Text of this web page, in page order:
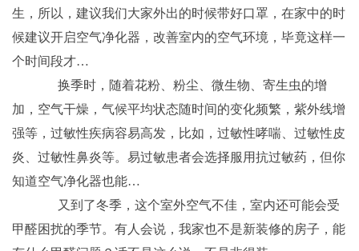
生，所以，建议我们大家外出的时候带好口罩，在家中的时
候建议开启空气净化器，改善室内的空气环境，毕竟这样一
个时间段才…
换季时，随着花粉、粉尘、微生物、寄生虫的增
加，空气干燥，气候平均状态随时间的变化频繁，紫外线增
强等，过敏性疾病容易高发，比如，过敏性哮喘、过敏性皮
炎、过敏性鼻炎等。易过敏患者会选择服用抗过敏药，但你
知道空气净化器也能…
又到了冬季，这个室外空气不佳，室内还可能会受
甲醛困扰的季节。有人会说，我家也不是新装修的房子，能